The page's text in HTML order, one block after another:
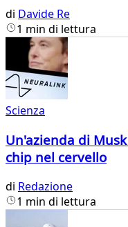
di Davide Re
1 min di lettura
Scienza
Un'azienda di
chip nel cervello
di Redazione
1 min di lettura